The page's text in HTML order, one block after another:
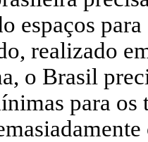
espaços
realizado
o Brasil
para os